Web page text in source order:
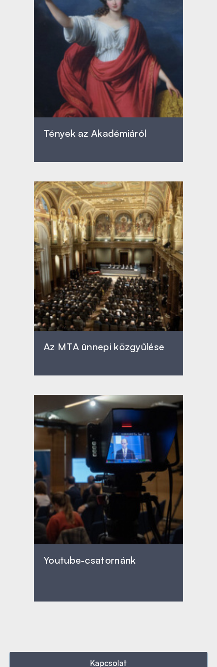
Tények az Akadémiáról
Az MTA ünnepi közgyűlése
Youtube-csatornánk
Kapcsolat